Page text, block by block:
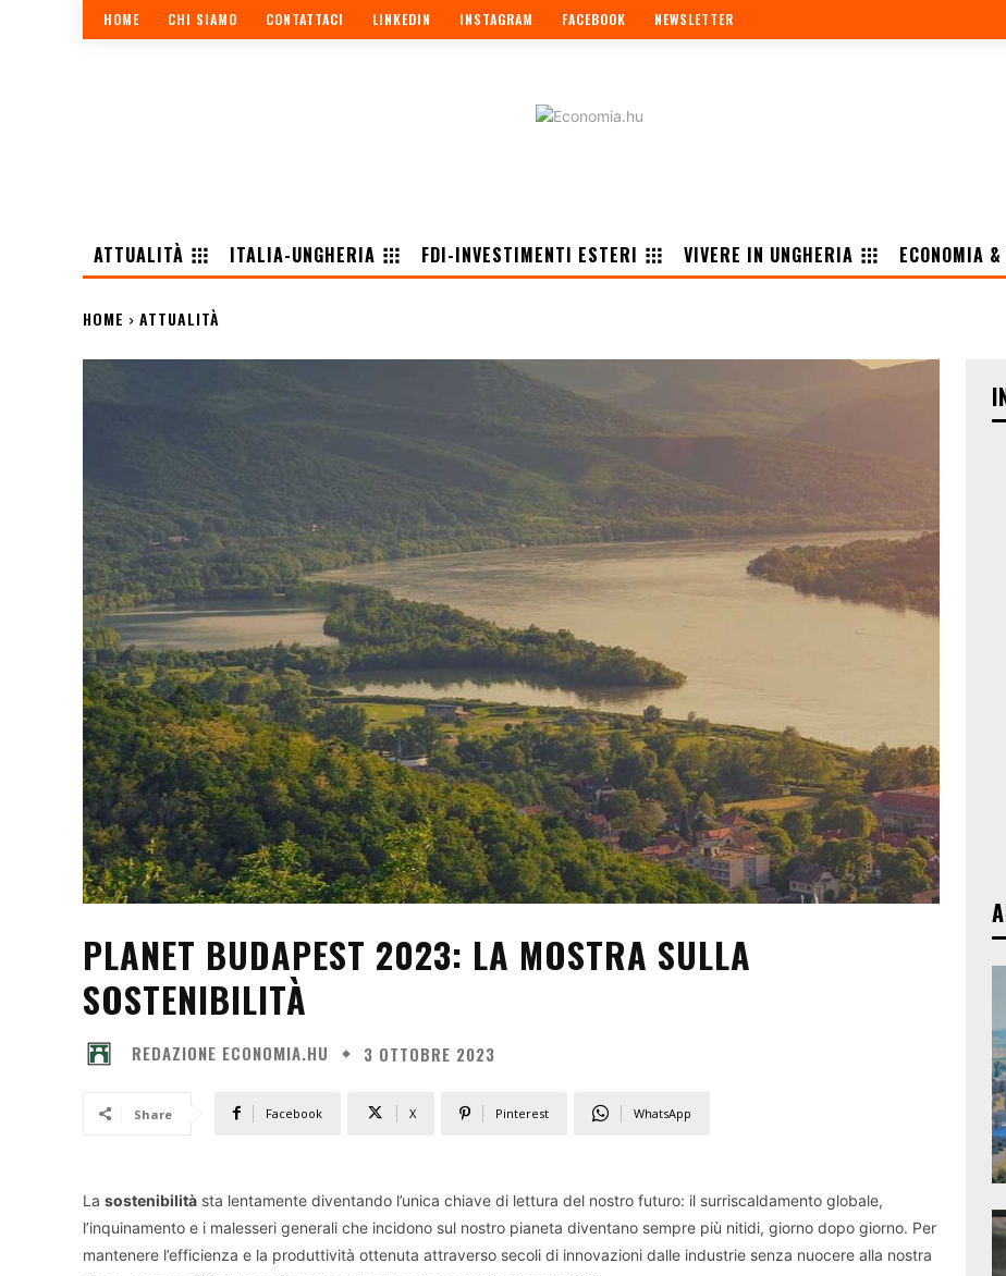
HOME CHI SIAMO CONTATTACI LINKEDIN INSTAGRAM FACEBOOK NEWSLETTER
ATTUALITÀ
ITALIA-UNGHERIA FDI-INVESTIMENTI ESTERI VIVERE IN UNGHERIA ECONOMIA
HOME ATTUALITÀ
PLANET BUDAPEST 2023: LA MOSTRA SULLA
SOSTENIBILITÀ
REDAZIONE ECONOMIA.HU 3 OTTOBRE 2023
Share Facebook X Pinterest WhatsApp
La sostenibilità sta lentamente diventando l’unica chiave di lettura del nostro futuro: il surriscaldamento globale,
l’inquinamento e i malesseri generali che incidono sul nostro pianeta diventano sempre più nitidi, giorno dopo giorno. Per
mantenere l’efficienza e la produttività ottenuta attraverso secoli di innovazioni dalle industrie senza nuocere alla nostra